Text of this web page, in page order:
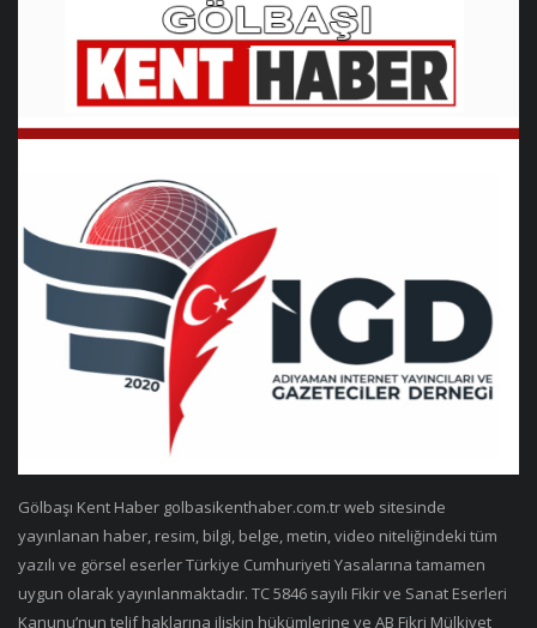
Gölbaşı Kent Haber golbasikenthaber.com.tr web sitesinde
yayınlanan haber, resim, bilgi, belge, metin, video niteliğindeki tüm
yazılı ve görsel eserler Türkiye Cumhuriyeti Yasalarına tamamen
uygun olarak yayınlanmaktadır. TC 5846 sayılı Fikir ve Sanat Eserleri
Kanunu’nun telif haklarına ilişkin hükümlerine ve AB Fikri Mülkiyet